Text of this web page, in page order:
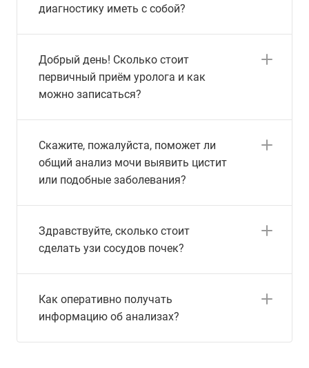
диагностику иметь с собой?
Добрый день! Сколько стоит
первичный приём уролога и как
можно записаться?
Скажите, пожалуйста, поможет ли
общий анализ мочи выявить цистит
или подобные заболевания?
Здравствуйте, сколько стоит
сделать узи сосудов почек?
Как оперативно получать
информацию об анализах?